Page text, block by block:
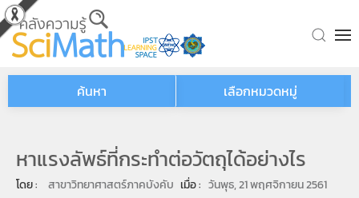
Skip to main content
ค้นหา เลือกหมวดหมู่
หาแรงลัพธ์ที่กระทำต่อวัตถุได้อย่างไร
โดย : สาขาวิทยาศาสตร์ภาคบังคับ เมื่อ : วันพุธ, 21 พฤศจิกายน 2561